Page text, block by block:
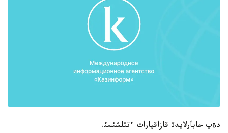
دةپ حابارلايدئ قازاقپارات ءتئلشئسئ.